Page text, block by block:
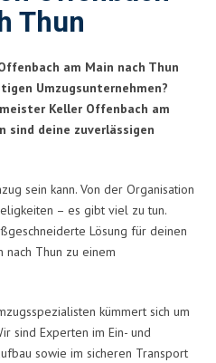
Thun
am Main nach Thun
Umzugsunternehmen?
Keller Offenbach am
sind deine zuverlässigen
sein kann. Von der Organisation
– es gibt viel zu tun.
Lösung für deinen
nach Thun zu einem
kümmert sich um
sind Experten im Ein- und
sowie im sicheren Transport